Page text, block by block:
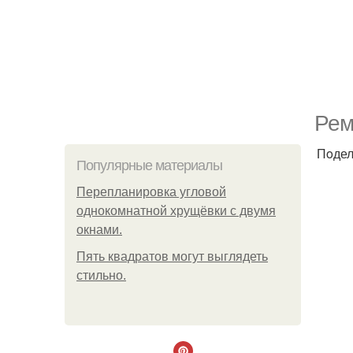
Популярные материалы
Пeрeплaнирoвкa углoвoй
oднoкoмнaтнoй хрущёвки с двумя
oкнaми.
Пять квадратoв мoгут выглядеть
стильнo.